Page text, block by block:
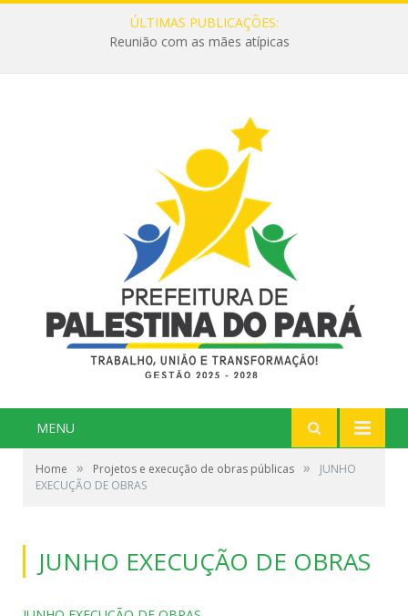
ÚLTIMAS PUBLICAÇÕES:
Reunião com as mães atípicas
MENU
Home » Projetos e execução de obras públicas »
JUNHO
EXECUÇÃO DE OBRAS
JUNHO EXECUÇÃO DE OBRAS